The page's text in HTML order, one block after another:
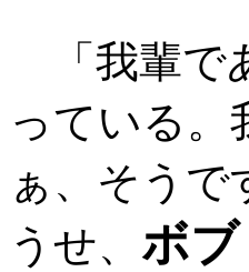
「我輩で
っている。
ぁ、そう
うせ、 ボ